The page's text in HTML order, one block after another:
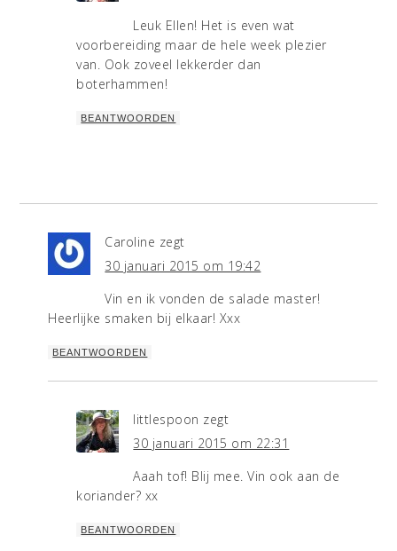
Leuk Ellen! Het is even wat
voorbereiding maar de hele week plezier
van. Ook zoveel lekkerder dan
boterhammen!
BEANTWOORDEN
Caroline zegt
30 januari 2015 om 19:42
Vin en ik vonden de salade master!
Heerlijke smaken bij elkaar! Xxx
BEANTWOORDEN
littlespoon zegt
30 januari 2015 om 22:31
Aaah tof! Blij mee. Vin ook aan de
koriander? xx
BEANTWOORDEN